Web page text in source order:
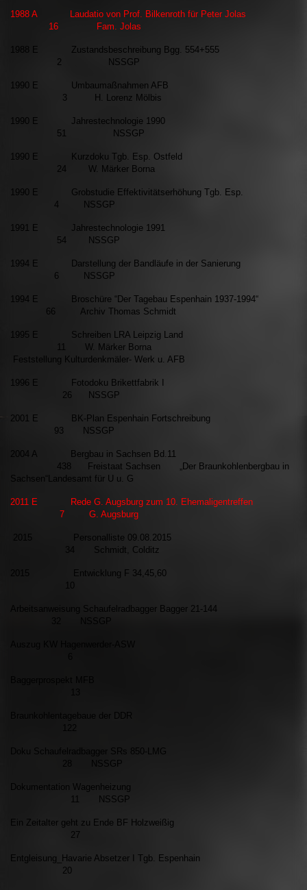
1988 A Laudatio von Prof. Bilkenroth für Peter Jolas
16 Fam. Jolas
1988 E Zustandsbeschreibung Bgg. 554+555
2 NSSGP
1990 E Umbaumaßnahmen AFB
3 H. Lorenz Mölbis
1990 E Jahrestechnologie 1990
51 NSSGP
1990 E Kurzdoku Tgb. Esp. Ostfeld
24 W. Märker Borna
1990 E Grobstudie Effektivitätserhöhung Tgb. Esp.
4 NSSGP
1991 E Jahrestechnologie 1991
54 NSSGP
1994 E Darstellung der Bandläufe in der Sanierung
6 NSSGP
1994 E Broschüre “Der Tagebau Espenhain 1937-1994“
66 Archiv Thomas Schmidt
1995 E Schreiben LRA Leipzig Land
11 W. Märker Borna
Feststellung Kulturdenkmäler- Werk u. AFB
1996 E Fotodoku Brikettfabrik I
26 NSSGP
2001 E BK-Plan Espenhain Fortschreibung
93 NSSGP
2004 A Bergbau in Sachsen Bd.11
438 Freistaat Sachsen „Der Braunkohlenbergbau in
Sachsen“Landesamt für U u. G
2011 E Rede G. Augsburg zum 10. Ehemaligentreffen
7 G. Augsburg
2015 Personalliste 09.08.2015
34 Schmidt, Colditz
2015 Entwicklung F 34,45,60
10
Arbeitsanweisung Schaufelradbagger Bagger 21-144
32 NSSGP
Braunkohlentagebaue der DDR
Doku Schaufelradbagger SRs 850-LMG
28 NSSGP
Dokumentation Wagenheizung
11 NSSGP
Ein Zeitalter geht zu Ende BF Holzweißig
27
Entgleisung_Havarie Absetzer I Tgb. Espenhain
20